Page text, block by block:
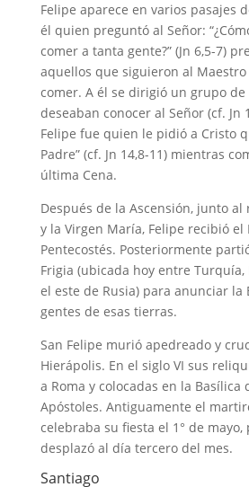
Felipe aparece en varios pasajes
él quien preguntó al Señor:
comer a tanta gente?” (Jn 6,5-7)
aquellos que siguieron al
comer. A él se dirigió un grupo de
deseaban conocer al Señor (cf. Jn
Felipe fue quien le pidió a Cristo
Padre” (cf. Jn 14,8-11) mientras
última Cena.
Después de la Ascensión, junto al
y la Virgen María, Felipe recibió el
Pentecostés. Posteriormente
Frigia (ubicada hoy entre
el este de Rusia) para anunciar la
gentes de esas tierras.
San Felipe murió apedreado y
Hierápolis. En el siglo VI sus
a Roma y colocadas en la Basílica
Apóstoles. Antiguamente el
celebraba su fiesta el 1° de mayo,
desplazó al día tercero del mes.
Santiago